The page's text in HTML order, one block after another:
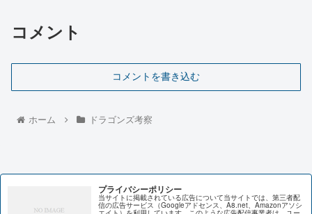
コメント
コメントを書き込む
ホーム ドラゴンズ考察
プライバシーポリシー
当サイトに掲載されている広告について当サイトでは、第三者配
信の広告サービス（Googleアドセンス、A8.net、Amazonアソシ